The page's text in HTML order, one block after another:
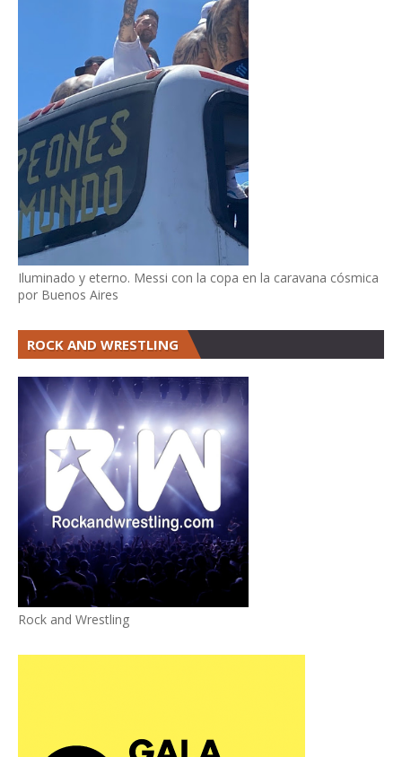
Iluminado y eterno. Messi con la copa en la caravana cósmica
por Buenos Aires
ROCK AND WRESTLING
Rock and Wrestling